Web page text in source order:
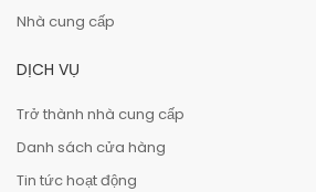
Nhà cung cấp
DỊCH VỤ
Trở thành nhà cung cấp
Danh sách cửa hàng
Tin tức hoạt động